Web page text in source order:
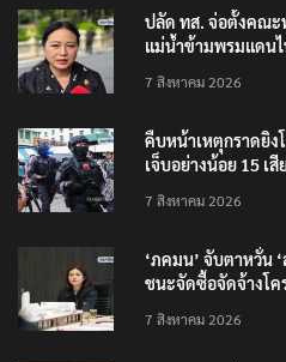
ปลัด ทส. จ่อตั้งคณะ
แม่น้ำข้ามพรมแดน
7 สิงหาคม 2026
คืบหน้าเหตุกราดยิง
เจ็บอย่างน้อย 15 เ
7 สิงหาคม 2026
‘ภคมน’ จับตาหวั่น
ชนะจัดซื้อจัดจ้างโค
7 สิงหาคม 2026